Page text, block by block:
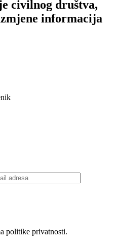
civilnog društva,
informacija
politike privatnosti.